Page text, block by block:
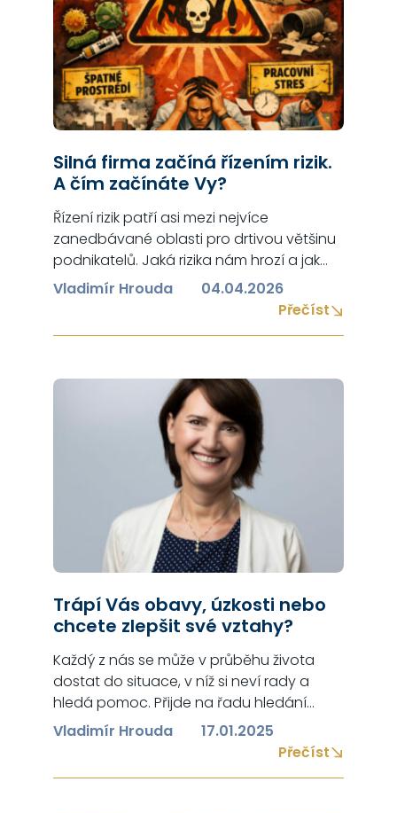
Silná firma začíná řízením rizik.
A čím začínáte Vy?
Řízení rizik patří asi mezi nejvíce
zanedbávané oblasti pro drtivou většinu
podnikatelů. Jaká rizika nám hrozí a jak
závažné jsou jejich dopady? Svět se mění
a této změně je nutné se přizpůsobit,
info o tom, jak mít vyřešená kybernetická
Vladimír Hrouda
04.04.2026
Přečíst
Trápí Vás obavy, úzkosti nebo
chcete zlepšit své vztahy?
Každý z nás se může v průběhu života
dostat do situace, v níž si neví rady a
hledá pomoc. Přijde na řadu hledání
nějakého odborníka – kouče, psychologa,
terapeuta. Velmi rád Vám doporučím
Vladimír Hrouda
17.01.2025
Přečíst